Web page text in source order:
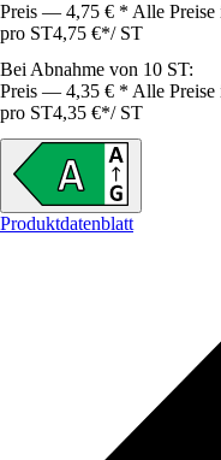
Preis — 4,75 € * Alle Preise
pro ST4,75 €*/ ST
Bei Abnahme von 10 ST:
Preis — 4,35 € * Alle Preise
pro ST4,35 €*/ ST
Produktdatenblatt